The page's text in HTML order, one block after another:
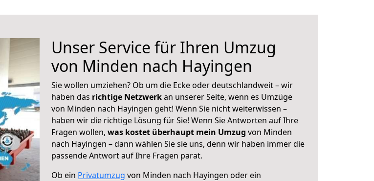
Unser Service für Ihren Umzug
von Minden nach Hayingen
Sie wollen umziehen? Ob um die Ecke oder deutschlandweit – wir
haben das richtige Netzwerkan unserer Seite, wenn es Umzüge
von Minden nach Hayingen geht! Wenn Sie nicht weiterwissen –
haben wir die richtige Lösung für Sie! Wenn Sie Antworten auf Ihre
Fragen wollen, was kostet überhaupt mein Umzug von Minden
nach Hayingen – dann wählen Sie sie uns, denn wir haben immer die
passende Antwort auf Ihre Fragen parat.
Ob ein Privatumzug von Minden nach Hayingen oder ein